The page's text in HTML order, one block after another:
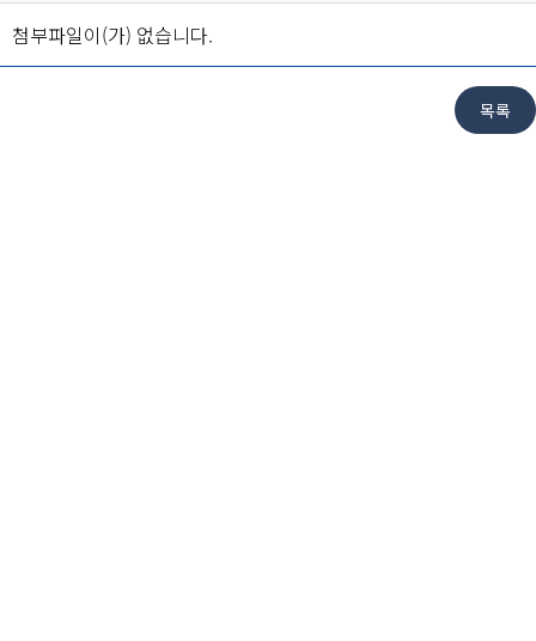
첨부파일이(가) 없습니다.